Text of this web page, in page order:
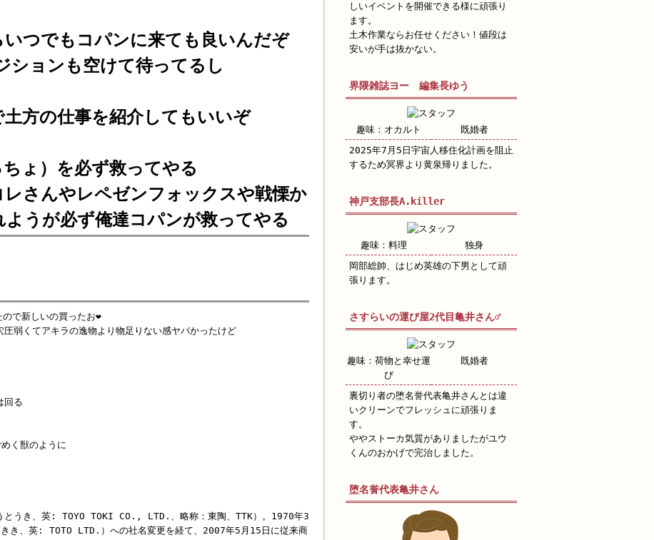
つでもコパンに来ても良いんだぞ
ションも空けて待ってるし
方の仕事を紹介してもいいぞ
ょ）を必ず救ってやる
さんやレペゼンフォックスや戦慄か
うが必ず俺達コパンが救ってやる
で新しいの買ったお❤️
弱くてアキラの逸物より物足りない感ヤバかったけど
回る
く獣のように
とうき、英: TOYO TOKI CO., LTD.、略称：東陶、TTK）。1970年3
きき、英: TOTO LTD.）への社名変更を経て、2007年5月15日に従来商
しいイベントを開催できる様に頑張り
ます。
土木作業ならお任せください！値段は
安いが手は抜かない。
界隈雑誌ヨー 編集長ゆう
趣味：オカルト
既婚者
2025年7月5日宇宙人移住化計画を阻止
するため冥界より黄泉帰りました。
神戸支部長A.killer
趣味：料理
独身
岡部総帥、はじめ英雄の下男として頑
張ります。
さすらいの運び屋2代目亀井さん♂
趣味：荷物と幸せ運
び
既婚者
裏切り者の堕名誉代表亀井さんとは違
いクリーンでフレッシュに頑張りま
す。
ややストーカ気質がありましたがユウ
くんのおかげで完治しました。
堕名誉代表亀井さん